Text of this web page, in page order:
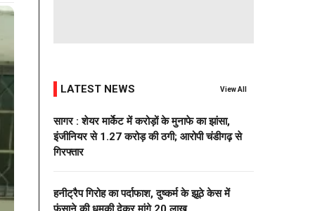
LATEST NEWS View All
सागर : शेयर मार्केट में करोड़ों के मुनाफे का झांसा,
इंजीनियर से 1.27 करोड़ की ठगी; आरोपी चंडीगढ़ से
गिरफ्तार
हनीट्रैप गिरोह का पर्दाफाश, दुष्कर्म के झूठे केस में